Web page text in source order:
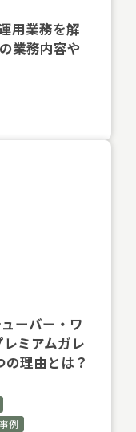
用業務を解
業務内容や
ーバー・ワ
ミアムガレ
理由とは？
例